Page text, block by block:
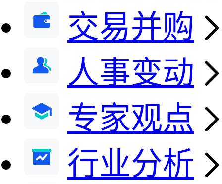
交易并购
人事变动
专家观点
行业分析